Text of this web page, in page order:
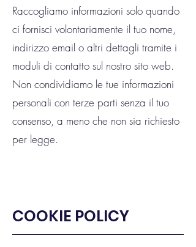
Raccogliamo informazioni solo quando
ci fornisci volontariamente il tuo nome,
indirizzo email o altri dettagli tramite i
moduli di contatto sul nostro sito web.
Non condividiamo le tue informazioni
personali con terze parti senza il tuo
consenso, a meno che non sia richiesto
per legge.
COOKIE POLICY